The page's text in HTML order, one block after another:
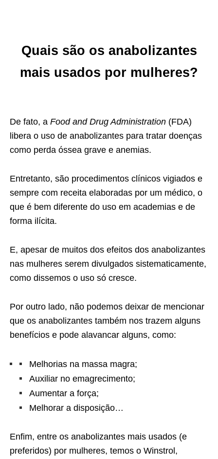
Quais são os anabolizantes
mais usados por mulheres?
De fato, a Food and Drug Administration (FDA)
libera o uso de anabolizantes para tratar doenças
como perda óssea grave e anemias.
Entretanto, são procedimentos clínicos vigiados e
sempre com receita elaboradas por um médico, o
que é bem diferente do uso em academias e de
forma ilícita.
E, apesar de muitos dos efeitos dos anabolizantes
nas mulheres serem divulgados sistematicamente,
como dissemos o uso só cresce.
Por outro lado, não podemos deixar de mencionar
que os anabolizantes também nos trazem alguns
benefícios e pode alavancar alguns, como:
Melhorias na massa magra;
Auxiliar no emagrecimento;
Aumentar a força;
Melhorar a disposição…
Enfim, entre os anabolizantes mais usados (e
preferidos) por mulheres, temos o Winstrol,